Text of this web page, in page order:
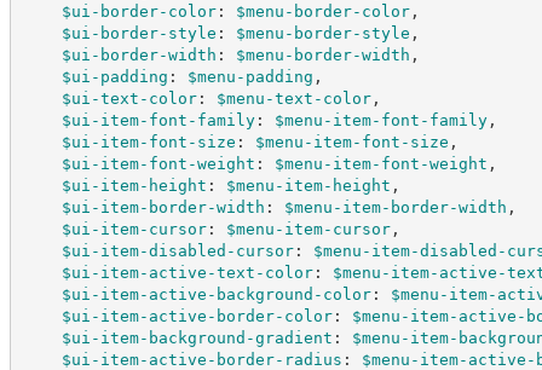
$ui-border-color: $menu-border-color,
$ui-border-style : $menu-border-style ,
$ui-border-width : $menu-border-width ,
$ui-padding : $menu-padding ,
$ui-text-color: $menu-text-color,
$ui-item-font-family: $menu-item-font-family,
$ui-item-font-size : $menu-item-font-size ,
$ui-item-font-weight : $menu-item-font-weight ,
$ui-item-height : $menu-item-height ,
$ui-item-border-width : $menu-item-border-width ,
$ui-item-cursor: $menu-item-cursor,
$ui-item-disabled-cursor:
$menu-item-disabled-
$ui-item-active-text-color:
$menu-item-active-
$ui-item-active-background-color:
$menu-item-
$ui-item-active-border-color:
$menu-item-active-
$ui-item-background-gradient :
$menu-item-
$ui-item-active-border-radius :
$menu-item-